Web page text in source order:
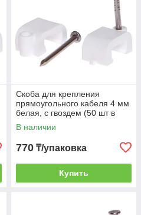
Скоба для крепления
прямоугольного кабеля 4 мм
белая, с гвоздем (50 шт в
зип-локе) STARFIX
В наличии
770 ₸/упаковка
Купить